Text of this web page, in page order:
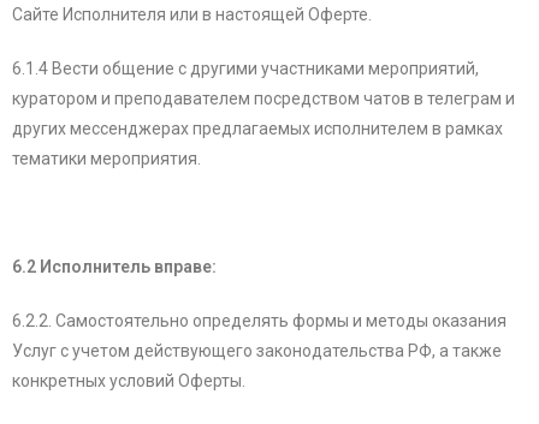
Сайте Исполнителя или в настоящей Оферте.
6.1.4 Вести общение с другими участниками мероприятий,
куратором и преподавателем посредством чатов в телеграм и
других мессенджерах предлагаемых исполнителем в рамках
тематики мероприятия.
6.2 Исполнитель вправе:
6.2.2. Самостоятельно определять формы и методы оказания
Услуг с учетом действующего законодательства РФ, а также
конкретных условий Оферты.